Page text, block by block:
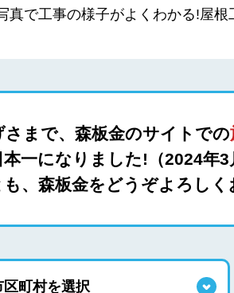
真で工事の様子がよくわかる!屋根
さまで、森板金のサイトでの
本一になりました!（2024年3
、森板金をどうぞよろしく